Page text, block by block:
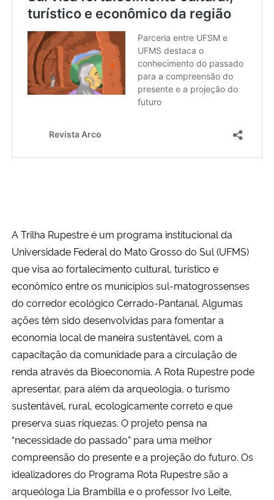
Ministério da Cidadania
Ministério da Saúde
Ministério de Minas e Energia
Ministério da Ciência, Tecnologia, Inovações e Comunicações
Ministério do Meio Ambiente
Controladoria-Geral da União
Ministério da Mulher, da Família e dos Direitos Humanos
Secretaria-Geral
Secretaria de Governo
Gabinete de Segurança Institucional
Banco Central do Brasil
Planalto
A Trilha Rupestre é um programa institucional da
Universidade Federal do Mato Grosso do Sul (UFMS)
que visa ao fortalecimento cultural, turístico e
econômico entre os municípios sul-matogrossenses
do corredor ecológico Cerrado-Pantanal. Algumas
ações têm sido desenvolvidas para fomentar a
economia local de maneira sustentável, com a
capacitação da comunidade para a circulação de
renda através da Bioeconomia. A Rota Rupestre pode
apresentar, para além da arqueologia, o turismo
sustentável, rural, ecologicamente correto e que
preserva suas riquezas. O projeto pensa na
“necessidade do passado” para uma melhor
compreensão do presente e a projeção do futuro. Os
idealizadores do Programa Rota Rupestre são a
arqueóloga Lia Brambilla e o professor Ivo Leite,